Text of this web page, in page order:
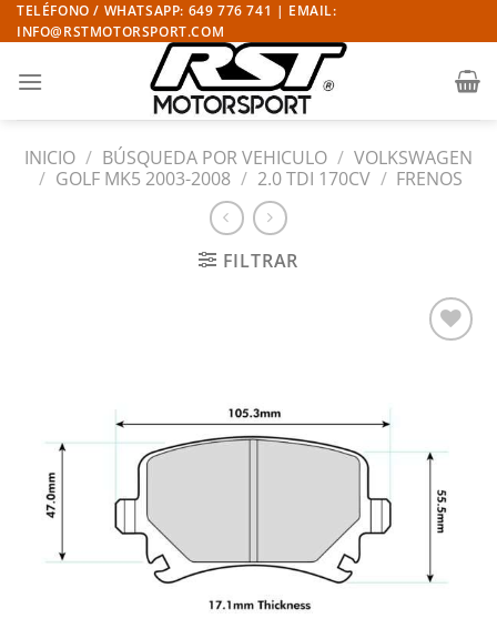
Saltar
al
TELÉFONO / WHATSAPP: 649 776 741 | EMAIL:
INFO@RSTMOTORSPORT.COM
INICIO / BÚSQUEDA POR VEHICULO / VOLKSWAGEN
/ GOLF MK5 2003-2008 / 2.0 TDI 170CV / FRENOS
FILTRAR